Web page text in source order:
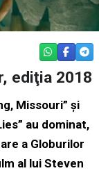
WHATSAPP
ediţia 2018
Missouri” şi
au dominat,
a Globurilor
al lui Steven